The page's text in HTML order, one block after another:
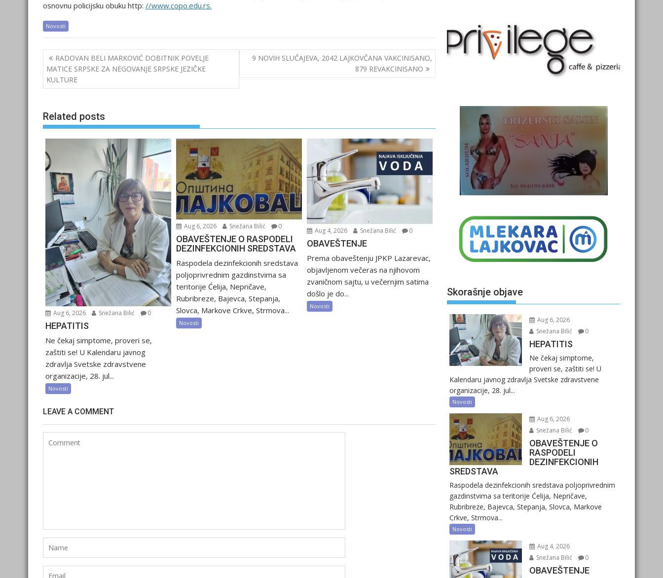
osnovnu policijsku obuku http: //www.copo.edu.rs.
Novosti
Post
navigation
RADOVAN BELI MARKOVIĆ DOBITNIK POVELJE
MATICE SRPSKE ZA NEGOVANJE SRPSKE JEZIČKE
KULTURE
9 NOVIH SLUČAJEVA, 2042 LAJKOVČANA VAKCINISANO,
879 REVAKCINISANO
Related posts
Aug 6, 2026 Snežana Bilić 0
HEPATITIS
Ne čekaj simptome, proveri se,
zaštiti se! U Kalendaru javnog
zdravlja Svetske zdravstvene
organizacije, 28. jul...
Novosti
Aug 6, 2026 Snežana Bilić 0
OBAVEŠTENJE O RASPODELI
DEZINFEKCIONIH SREDSTAVA
Raspodela dezinfekcionih sredstava
poljoprivrednim gazdinstvima sa
teritorije Ćelija, Nepričave,
Rubribreze, Bajevca, Stepanja,
Slovca, Markove Crkve, Strmova...
Novosti
Aug 4, 2026 Snežana Bilić 0
OBAVEŠTENJE
Prema obaveštenju JPKP Lazarevac,
objavljenom večeras na njihovom
zvaničnom sajtu, u večernjim satima
došlo je do...
Novosti
LEAVE A COMMENT
Skorašnje objave
Aug 6, 2026
Snežana Bilić
0
HEPATITIS
Ne čekaj simptome,
proveri se, zaštiti se! U
Kalendaru javnog zdravlja Svetske zdravstvene
organizacije, 28. jul...
Novosti
Aug 6, 2026
Snežana Bilić
0
OBAVEŠTENJE O
RASPODELI
DEZINFEKCIONIH
SREDSTAVA
Raspodela dezinfekcionih sredstava poljoprivrednim
gazdinstvima sa teritorije Ćelija, Nepričave,
Rubribreze, Bajevca, Stepanja, Slovca, Markove
Crkve, Strmova...
Novosti
Aug 4, 2026
Snežana Bilić
0
OBAVEŠTENJE